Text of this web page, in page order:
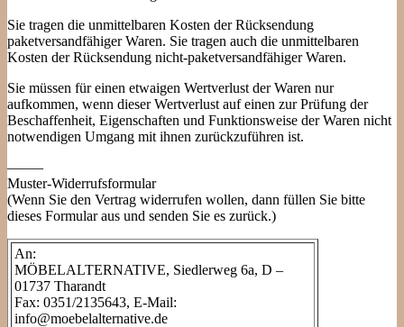
Sie tragen die unmittelbaren Kosten der Rücksendung
paketversandfähiger Waren. Sie tragen auch die unmittelbaren
Kosten der Rücksendung nicht-paketversandfähiger Waren.
Sie müssen für einen etwaigen Wertverlust der Waren nur
aufkommen, wenn dieser Wertverlust auf einen zur Prüfung der
Beschaffenheit, Eigenschaften und Funktionsweise der Waren nicht
notwendigen Umgang mit ihnen zurückzuführen ist.
——–
Muster-Widerrufsformular
(Wenn Sie den Vertrag widerrufen wollen, dann füllen Sie bitte
dieses Formular aus und senden Sie es zurück.)
An:
MÖBELALTERNATIVE, Siedlerweg 6a, D –
01737 Tharandt
Fax: 0351/2135643, E-Mail:
info@moebelalternative.de